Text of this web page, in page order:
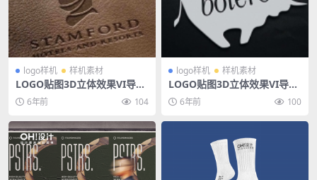
logo样机 样机素材
LOGO贴图3D立体效果VI导视
智能贴图PS样机素材
6年前 104
logo样机 样机素材
LOGO贴图3D立体效果VI导视
智能贴图PS样机素材
6年前 100